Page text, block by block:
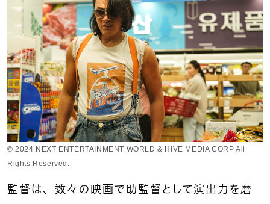
© 2024 NEXT ENTERTAINMENT WORLD & HIVE MEDIA CORP All
Rights Reserved.
監督は、数々の映画で助監督として演出力を磨